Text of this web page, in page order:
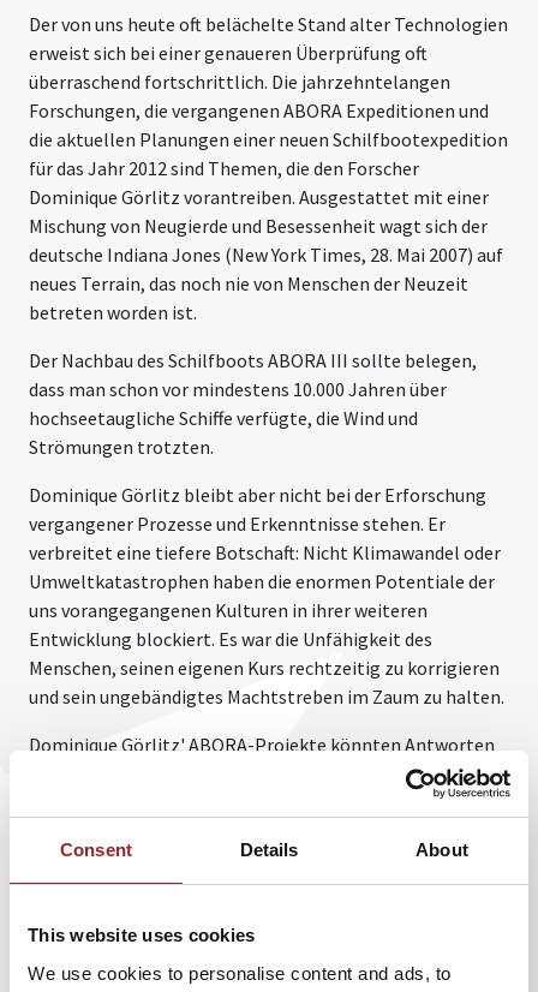
Consent Details About
This website uses cookies
We use cookies to personalise content and ads, to
Der von uns heute oft belächelte Stand alter Technologien
erweist sich bei einer genaueren Überprüfung oft
überraschend fortschrittlich. Die jahrzehntelangen
Forschungen, die vergangenen ABORA Expeditionen und
die aktuellen Planungen einer neuen Schilfbootexpedition
für das Jahr 2012 sind Themen, die den Forscher
Dominique Görlitz vorantreiben. Ausgestattet mit einer
Mischung von Neugierde und Besessenheit wagt sich der
deutsche Indiana Jones (New York Times, 28. Mai 2007) auf
neues Terrain, das noch nie von Menschen der Neuzeit
betreten worden ist.
Der Nachbau des Schilfboots ABORA III sollte belegen,
dass man schon vor mindestens 10.000 Jahren über
hochseetaugliche Schiffe verfügte, die Wind und
Strömungen trotzten.
Dominique Görlitz bleibt aber nicht bei der Erforschung
vergangener Prozesse und Erkenntnisse stehen. Er
verbreitet eine tiefere Botschaft: Nicht Klimawandel oder
Umweltkatastrophen haben die enormen Potentiale der
uns vorangegangenen Kulturen in ihrer weiteren
Entwicklung blockiert. Es war die Unfähigkeit des
Menschen, seinen eigenen Kurs rechtzeitig zu korrigieren
und sein ungebändigtes Machtstreben im Zaum zu halten.
Dominique Görlitz' ABORA-Projekte könnten Antworten
auf Schlüsselfragen geben, die für Forscher und die
Gesellschaft von hoher Relevanz sind. Die Zukunft ist
Gesellschaft tut sich mit diesen Herausforderungen
schwer, denn der Wandel in neue Verhaltensdimensionen
Verhaltensweisen. Doch genau hier setzt die ABORA
Forschung an. Sie leitet die richtigen Antworten aus den